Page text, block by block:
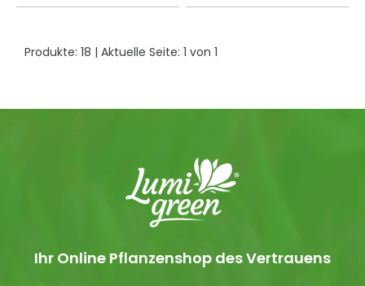
Produkte: 18 | Aktuelle Seite: 1 von 1
Ihr Online Pflanzenshop des Vertrauens